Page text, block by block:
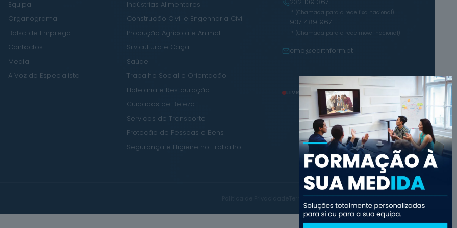
Equipa
Organograma
Bolsa de Emprego
Contactos
Media
A Voz do Especialista
Indústrias Alimentares
Construção Civil e Engenharia Civil
Produção Agrícola e Animal
Silvicultura e Caça
Saúde
Trabalho Social e Orientação
Hotelaria e Restauração
Cuidados de Beleza
Serviços de Transporte
Proteção de Pessoas e Bens
Segurança e Higiene no Trabalho
* (Chamada para a rede fixa nacional)
937 489 967
* (Chamada para a rede móvel nacional)
cmo@earthform.pt
LIVRO DE RECLAMAÇÕES
Termos e CondiçõesPolítica de Cookies